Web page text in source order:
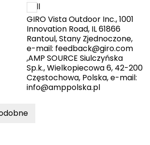
Bell
GIRO Vista Outdoor Inc., 1001
Innovation Road, IL 61866
Rantoul, Stany Zjednoczone,
e-mail: feedback@giro.com
,AMP SOURCE Siulczyńska
Sp.k., Wielkopiecowa 6, 42-200
Częstochowa, Polska, e-mail:
info@amppolska.pl